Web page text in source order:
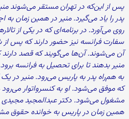
پس از این‌که در تهران مستقر می‌شوند
پدر را یاد می‌گیرد. منیر در همین زمان
روی می‌آورد. در برنامه‌ای که در یکی از
سفارت فرانسه نیز حضور دارند که پس
آن می‌شوند. آن‌ها می‌گویند که قصد
منیر بدهند تا برای تحصیل به فرانسه
به هم‌راه پدر به پاریس می‌رود. منیر
که موفق می‌شود. او به کنسرواتوار می‌رود
مشغول می‌شود. دکتر عبدالمجید مجیدی
همین زمان در پاریس به خوانده حقوق